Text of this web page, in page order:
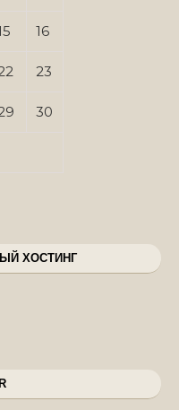
16
23
30
ХОСТИНГ